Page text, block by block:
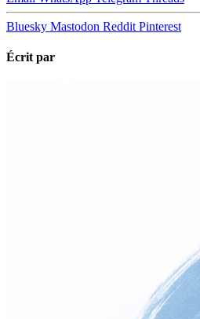
Bluesky Mastodon Reddit Pinterest
Écrit par